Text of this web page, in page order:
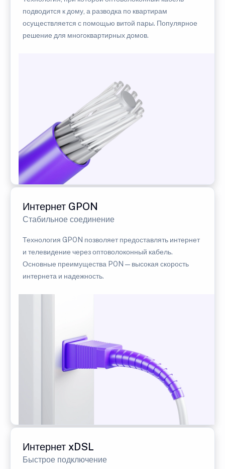
подводится к дому, а разводка по квартирам
осуществляется с помощью витой пары. Популярное
решение для многоквартирных домов.
Интернет GPON
Стабильное соединение
Технология GPON позволяет предоставлять интернет
и телевидение через оптоволоконный кабель.
Основные преимущества PON — высокая скорость
интернета и надежность.
Интернет xDSL
Быстрое подключение